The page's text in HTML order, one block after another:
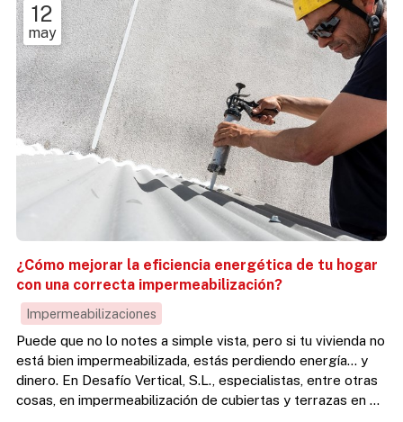
12
may
¿Cómo mejorar la eficiencia energética de tu hogar
con una correcta impermeabilización?
Impermeabilizaciones
Puede que no lo notes a simple vista, pero si tu vivienda no
está bien impermeabilizada, estás perdiendo energía… y
dinero. En Desafío Vertical, S.L., especialistas, entre otras
cosas, en impermeabilización de cubiertas y terrazas en A